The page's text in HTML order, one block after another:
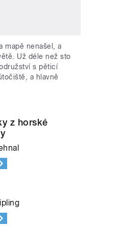
mapě nenašel, a
Už déle než sto
s pěticí
a hlavně
z horské